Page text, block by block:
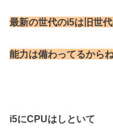
最新の世代のi5は旧世
能力は備わってるから
i5にCPUはしといて